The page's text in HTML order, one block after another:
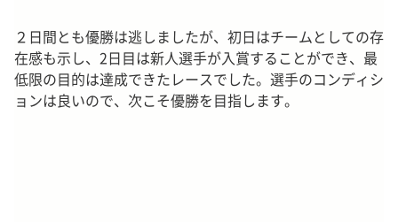
２日間とも優勝は逃しましたが、初日はチームとしての存
在感も示し、2日目は新人選手が入賞することができ、最
低限の目的は達成できたレースでした。選手のコンディシ
ョンは良いので、次こそ優勝を目指します。